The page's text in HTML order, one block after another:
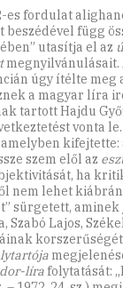
es fordulat
függ
utasítja el az
megnyilvánulásait.
úgy ítélte meg
a magyar líra
tartott Hajdu
vonta
kifejtette:
szem elől az
ha
nem lehet
sürgetett,
Szabó Lajos,
lírafolytatását: